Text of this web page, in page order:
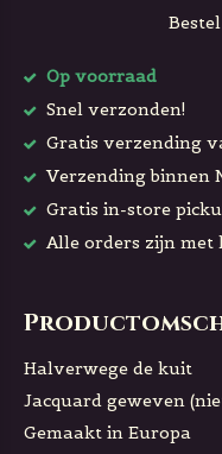
Op voorraad
Snel verzonden!
Gratis verzending
Verzending binnen
Gratis in-store
Alle orders zijn
Halverwege de kuit
Jacquard geweven
Gemaakt in Europa